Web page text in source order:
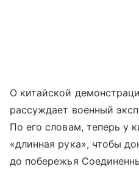
О китайской
рассуждает военный
По его словам, теперь у
«длинная рука», чтобы
до побережья